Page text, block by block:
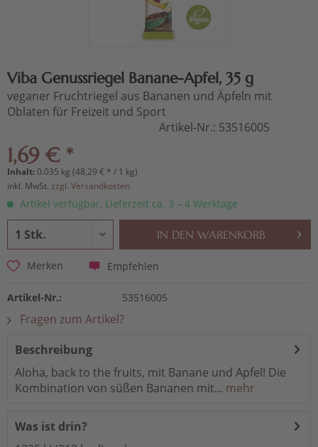
Viba Genussriegel Banane-Apfel, 35 g
veganer Fruchtriegel aus Bananen und Äpfeln mit
Oblaten für Freizeit und Sport
Artikel-Nr.: 53516005
1,69 € *
Inhalt:0.035 kg (48,29 € * / 1 kg)
inkl. MwSt. zzgl. Versandkosten
Artikel verfügbar, Lieferzeit ca. 3 – 4 Werktage
IN DEN WARENKORB
Merken Empfehlen
Artikel-Nr.: 53516005
Fragen zum Artikel?
Beschreibung
Aloha, back to the fruits, mit Banane und Apfel! Die
Kombination von süßen Bananen mit... mehr
Was ist drin?